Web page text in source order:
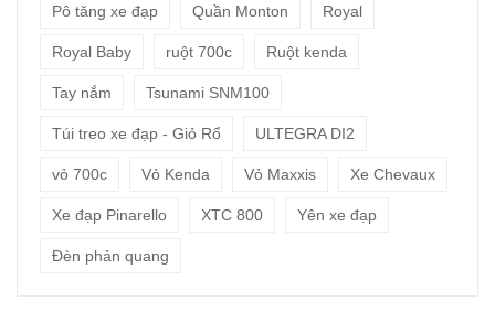
Pô tăng xe đạp Quần Monton Royal
Royal Baby ruột 700c Ruột kenda
Tay nắm Tsunami SNM100
Túi treo xe đạp - Giỏ Rổ ULTEGRA DI2
vỏ 700c Vỏ Kenda Vỏ Maxxis Xe Chevaux
Xe đạp Pinarello XTC 800 Yên xe đạp
Đèn phản quang